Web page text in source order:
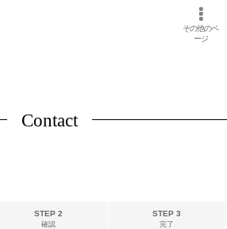
その他のペ
ージ
Contact
STEP 2
確認
STEP 3
完了